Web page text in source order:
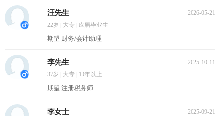
汪先生
2026-05-21
22岁 | 大专 | 应届毕业生
期望 财务/会计助理
李先生
2025-10-11
37岁 | 大专 | 10年以上
期望 注册税务师
李女士
2025-09-21